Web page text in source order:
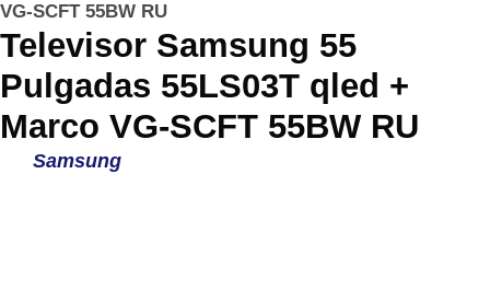
VG-SCFT 55BW RU
Televisor Samsung 55
Pulgadas 55LS03T qled +
Marco VG-SCFT 55BW RU
Samsung